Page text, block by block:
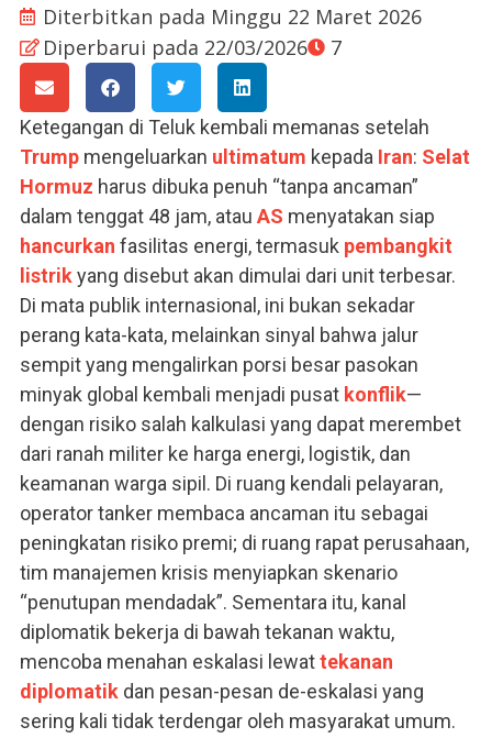
Diterbitkan pada Minggu 22 Maret 2026
Diperbarui pada 22/03/2026
7
Ketegangan di Teluk kembali memanas setelah
Trump mengeluarkan ultimatum kepada Iran: Selat
Hormuz harus dibuka penuh “tanpa ancaman”
dalam tenggat 48 jam, atau AS menyatakan siap
hancurkan fasilitas energi, termasuk pembangkit
listrikyang disebut akan dimulai dari unit terbesar.
Di mata publik internasional, ini bukan sekadar
perang kata-kata, melainkan sinyal bahwa jalur
sempit yang mengalirkan porsi besar pasokan
minyak global kembali menjadi pusat konflik—
dengan risiko salah kalkulasi yang dapat merembet
dari ranah militer ke harga energi, logistik, dan
keamanan warga sipil. Di ruang kendali pelayaran,
operator tanker membaca ancaman itu sebagai
peningkatan risiko premi; di ruang rapat perusahaan,
tim manajemen krisis menyiapkan skenario
“penutupan mendadak”. Sementara itu, kanal
diplomatik bekerja di bawah tekanan waktu,
mencoba menahan eskalasi lewattekanan
diplomatik dan pesan-pesan de-eskalasi yang
sering kali tidak terdengar oleh masyarakat umum.